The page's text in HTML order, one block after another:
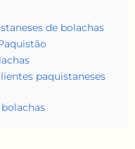
de bolachas
paquistaneses